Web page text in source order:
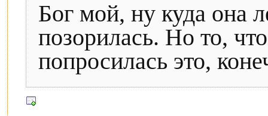
Бог мой, ну куда она
позорилась. Но то,
попросилась это,